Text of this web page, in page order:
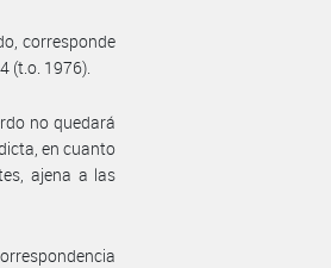
corresponde
(t.o. 1976).
no quedará
en cuanto
ajena a las